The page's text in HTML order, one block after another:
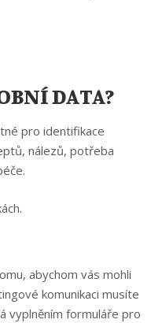
DATA?
pro identifikace
nálezů, potřeba
abychom vás mohli
komunikaci musíte
vyplněním formuláře pro